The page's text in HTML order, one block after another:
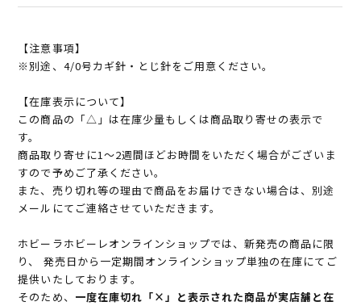
【注意事項】
※別途、4/0号カギ針・とじ針をご用意ください。
【在庫表示について】
この商品の「△」は在庫少量もしくは商品取り寄せの表示で
す。
商品取り寄せに1～2週間ほどお時間をいただく場合がございま
すので予めご了承ください。
また、売り切れ等の理由で商品をお届けできない場合は、別途
メールにてご連絡させていただきます。
ホビーラホビーレオンラインショップでは、新発売の商品に限
り、 発売日から一定期間オンラインショップ単独の在庫にてご
提供いたしております。
そのため、 一度在庫切れ「×」と表示された商品が実店舗と在